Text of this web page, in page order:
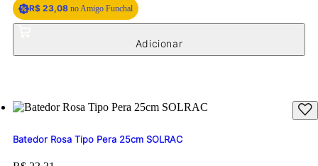
R$ 23,08 no Amigo Funchal
Batedor Rosa Tipo Pera 25cm SOLRAC